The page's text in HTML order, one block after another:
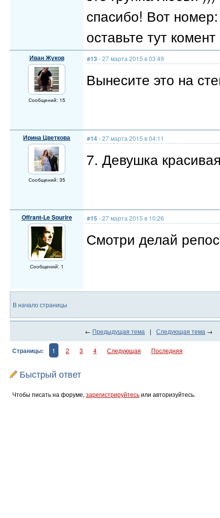
спасибо! Вот
оставьте тут
Иван Жуков
Сообщений: 15
#13 - 27 марта 2015 в 03:49
Вынесите это на
Ирина Цветкова
Сообщений: 35
#14- 27 марта 2015 в 04:11
7. Девушка
Offrant-Le Sourire
Сообщений: 1
#15 - 27 марта 2015 в 10:26
Смотри делай
В начало страницы
← Предыдущая тема | Следующая тема →
Страницы: 1 2 3 4 Следующая Последняя
Быстрый ответ
Чтобы писать на форуме, зарегистрируйтесьили авторизуйтесь.